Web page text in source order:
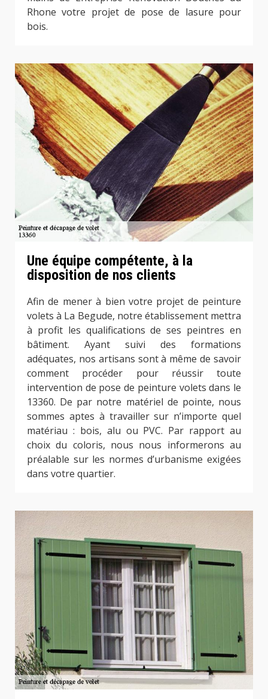
Rhone votre projet de pose de lasure pour
bois.
Une équipe compétente, à la
disposition de nos clients
Afin de mener à bien votre projet de peinture
volets à La Begude, notre établissement mettra
à profit les qualifications de ses peintres en
bâtiment. Ayant suivi des formations
adéquates, nos artisans sont à même de savoir
comment procéder pour réussir toute
intervention de pose de peinture volets dans le
13360. De par notre matériel de pointe, nous
sommes aptes à travailler sur n’importe quel
matériau : bois, alu ou PVC. Par rapport au
choix du coloris, nous nous informerons au
préalable sur les normes d’urbanisme exigées
dans votre quartier.